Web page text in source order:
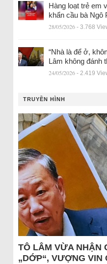
Hàng loạt trẻ em
khẩn cầu bà Ngô
28/05/2026 - 3.768
“Nhà là để ở,
Lâm không đánh
24/05/2026 - 2.419
TRUYỀN HÌNH
TÔ LÂM VỪA NHẬN
„DỚP“, VƯỢNG VIN